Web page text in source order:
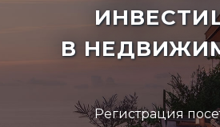
В
Регистрация